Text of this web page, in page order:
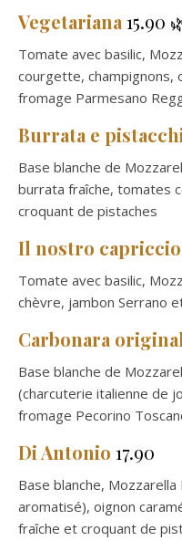
Vegetariana 15.90
Tomate avec basilic,
courgette, champignons,
fromage Parmesano
Burrata e
Base blanche de
burrata fraîche, tomates
croquant de pistaches
Il nostro capriccio
Tomate avec basilic,
chèvre, jambon Serrano
Carbonara
Base blanche de
(charcuterie italienne de
fromage Pecorino
Di Antonio 17.90
Base blanche,
aromatisé), oignon
fraîche et croquant de